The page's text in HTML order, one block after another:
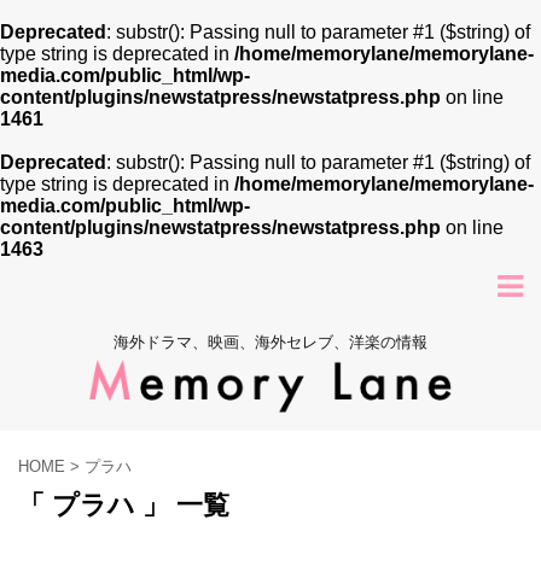
Deprecated : substr(): Passing null to parameter #1 ($string) of
type string is deprecated in /home/memorylane/memorylane-
media.com/public_html/wp-
content/plugins/newstatpress/newstatpress.php on line
1461
Deprecated : substr(): Passing null to parameter #1 ($string) of
type string is deprecated in /home/memorylane/memorylane-
media.com/public_html/wp-
content/plugins/newstatpress/newstatpress.php on line
1463
海外ドラマ、映画、海外セレブ、洋楽の情報
HOME > プラハ
「 プラハ 」 一覧